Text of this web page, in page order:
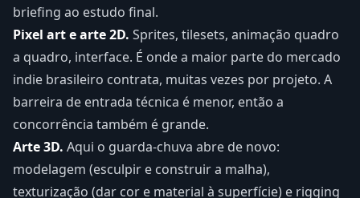
briefing ao estudo final.
Pixel art e arte 2D. Sprites, tilesets, animação quadro
a quadro, interface. É onde a maior parte do mercado
indie brasileiro contrata, muitas vezes por projeto. A
barreira de entrada técnica é menor, então a
concorrência também é grande.
Arte 3D. Aqui o guarda-chuva abre de novo:
modelagem (esculpir e construir a malha),
texturização (dar cor e material à superfície) e rigging